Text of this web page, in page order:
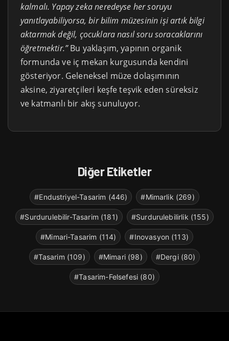
kalmalı. Yapay zeka neredeyse her soruyu
yanıtlayabiliyorsa, bir bilim müzesinin işi artık bilgi
aktarmak değil, çocuklara nasıl soru soracaklarını
öğretmektir.”Bu yaklaşım, yapının organik
formunda ve iç mekan kurgusunda kendini
gösteriyor. Geleneksel müze dolaşımının
aksine, ziyaretçileri keşfe teşvik eden süreksiz
ve katmanlı bir akış sunuluyor.
Diğer Etiketler
#Endustriyel-Tasarim (446) #Mimarlik (269)
#Surdurulebilir-Tasarim (181) #Surdurulebilirlik (155)
#Mimari-Tasarim (114) #Inovasyon (113)
#Tasarim (109) #Mimari (98) #Dergi (80)
#Tasarim-Felsefesi (80)